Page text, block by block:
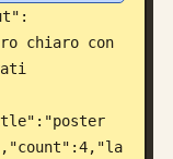
chiaro con